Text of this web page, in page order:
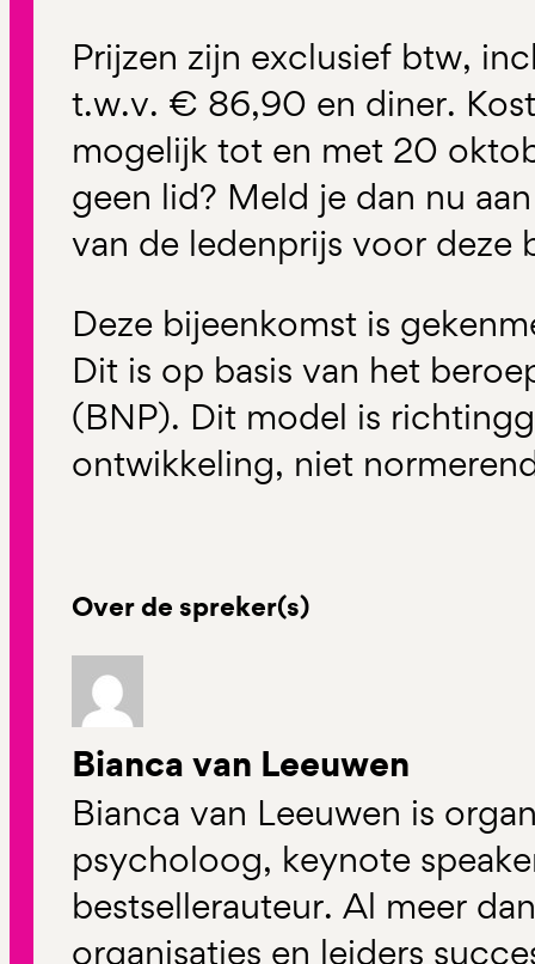
Prijzen zijn exclusief btw,
t.w.v. € 86,90 en diner.
mogelijk tot en met 20
geen lid? Meld je dan nu
van de ledenprijs voor deze
Deze bijeenkomst is
Dit is op basis van het
(BNP). Dit model is
ontwikkeling, niet
Over de spreker(s)
Bianca van Leeuwen
Bianca van Leeuwen is
psycholoog, keynote
bestsellerauteur. Al meer
organisaties en leiders